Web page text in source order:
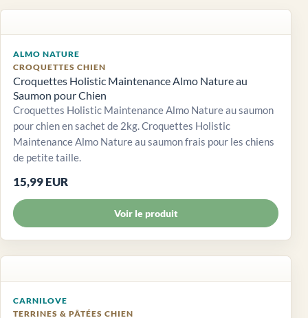
ALMO NATURE
CROQUETTES CHIEN
Croquettes Holistic Maintenance Almo Nature au
Saumon pour Chien
Croquettes Holistic Maintenance Almo Nature au saumon
pour chien en sachet de 2kg. Croquettes Holistic
Maintenance Almo Nature au saumon frais pour les chiens
de petite taille.
15,99 EUR
Voir le produit
CARNILOVE
TERRINES & PÂTÉES CHIEN